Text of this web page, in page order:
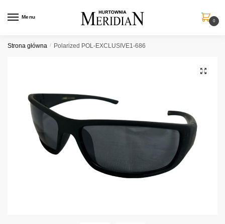
Menu
0
Strona główna / Polarized POL-EXCLUSIVE1-686